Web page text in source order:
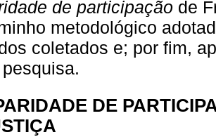
de participação de
metodológico
coletados e; por fim,
DE